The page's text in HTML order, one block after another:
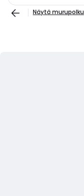
Näytä murupolku